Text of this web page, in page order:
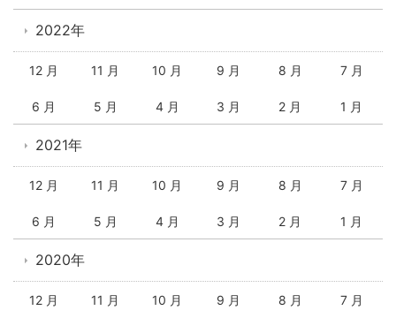
2022年
12 月 11 月 10 月 9 月 8 月 7 月
6 月 5 月 4 月 3 月 2 月 1 月
2021年
12 月 11 月 10 月 9 月 8 月 7 月
6 月 5 月 4 月 3 月 2 月 1 月
2020年
12 月 11 月 10 月 9 月 8 月 7 月